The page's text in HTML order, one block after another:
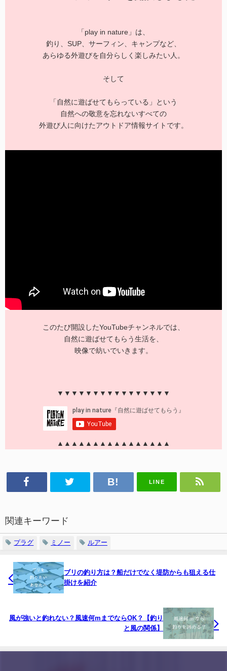
「play in nature」は、
釣り、SUP、サーフィン、キャンプなど、
あらゆる外遊びを自分らしく楽しみたい人。
そして
「自然に遊ばせてもらっている」という
自然への敬意を忘れないすべての
外遊び人に向けたアウトドア情報サイトです。
このたび開設したYouTubeチャンネルでは、
自然に遊ばせてもらう生活を、
映像で紡いでいきます。
▼▼▼▼▼▼▼▼▼▼▼▼▼▼▼▼
▲▲▲▲▲▲▲▲▲▲▲▲▲▲▲▲
LINE
関連キーワード
プラグ ミノー ルアー
ブリの釣り方は？船だけでなく堤防からも狙える仕
掛けを紹介
風が強いと釣れない？風速何mまでならOK？【釣り
と風の関係】